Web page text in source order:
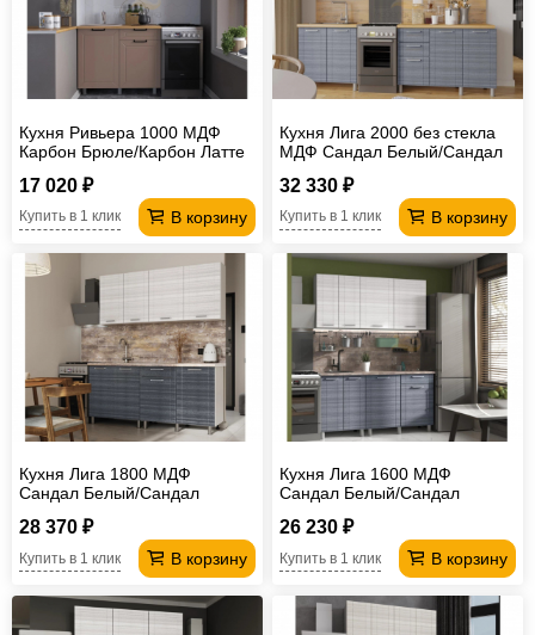
Кухня Ривьера 1000 МДФ
Карбон Брюле/Карбон Латте
17 020 ₽
В корзину
Купить в 1 клик
Кухня Лига 2000 без стекла
МДФ Сандал Белый/Сандал
32 330 ₽
В корзину
Купить в 1 клик
Кухня Лига 1800 МДФ
Сандал Белый/Сандал
28 370 ₽
В корзину
Купить в 1 клик
Кухня Лига 1600 МДФ
Сандал Белый/Сандал
26 230 ₽
В корзину
Купить в 1 клик